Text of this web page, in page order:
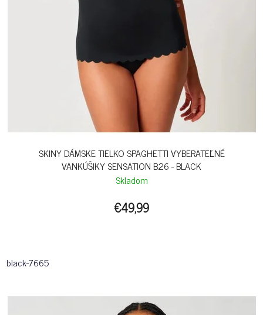
SKINY DÁMSKE TIELKO SPAGHETTI VYBERATEĽNÉ
VANKÚŠIKY SENSATION B26 - BLACK
Skladom
€49,99
black-7665